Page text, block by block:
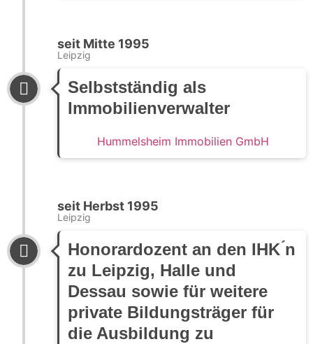
seit Mitte 1995
Leipzig
Selbstständig als
Immobilienverwalter
Hummelsheim Immobilien GmbH
seit Herbst 1995
Leipzig
Honorardozent an den IHK ́n
zu Leipzig, Halle und
Dessau sowie für weitere
private Bildungsträger für
die Ausbildung zu